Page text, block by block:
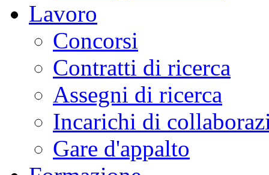
Lavoro
Concorsi
Contratti di ricerca
Assegni di ricerca
Incarichi di
Gare d'appalto